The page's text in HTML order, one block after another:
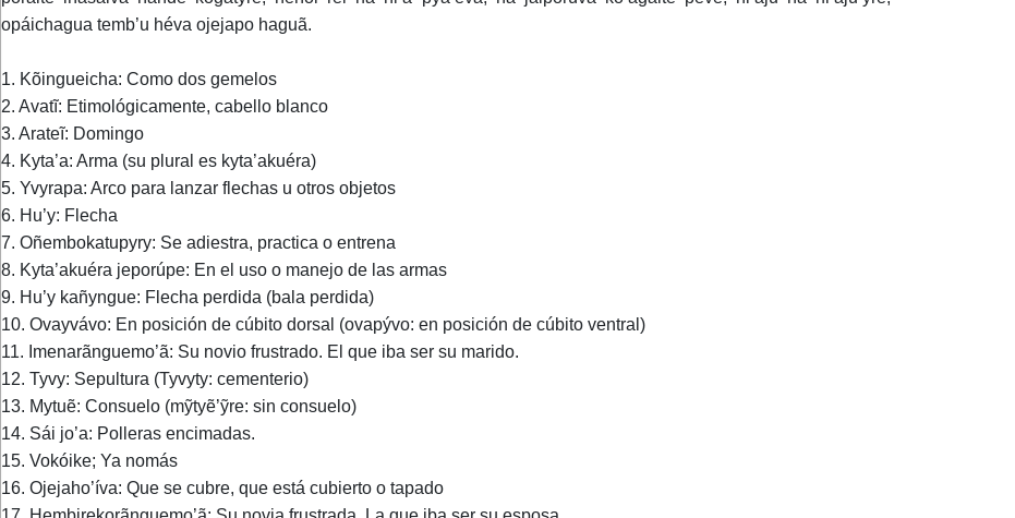
opáichagua temb’u héva ojejapo haguã.
1. Kõingueicha: Como dos gemelos
2. Avatĩ: Etimológicamente, cabello blanco
3. Arateĩ: Domingo
4. Kyta’a: Arma (su plural es kyta’akuéra)
5. Yvyrapa: Arco para lanzar flechas u otros objetos
6. Hu’y: Flecha
7. Oñembokatupyry: Se adiestra, practica o entrena
8. Kyta’akuéra jeporúpe: En el uso o manejo de las armas
9. Hu’y kañyngue: Flecha perdida (bala perdida)
10. Ovayvávo: En posición de cúbito dorsal (ovapývo: en posición de cúbito ventral)
11. Imenarãnguemo’ã: Su novio frustrado. El que iba ser su marido.
12. Tyvy: Sepultura (Tyvyty: cementerio)
13. Mytuẽ: Consuelo (mỹtyẽ’ỹre: sin consuelo)
14. Sái jo’a: Polleras encimadas.
15. Vokóike; Ya nomás
16. Ojejaho’íva: Que se cubre, que está cubierto o tapado